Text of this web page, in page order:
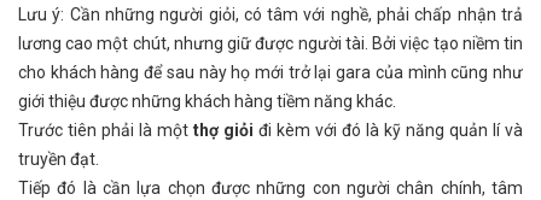
Lưu ý: Cần những người giỏi, có tâm với nghề, phải chấp nhận trả
lương cao một chút, nhưng giữ được người tài. Bởi việc tạo niềm tin
cho khách hàng để sau này họ mới trở lại gara của mình cũng như
giới thiệu được những khách hàng tiềm năng khác.
Trước tiên phải là một thợ giỏi đi kèm với đó là kỹ năng quản lí và
truyền đạt.
Tiếp đó là cần lựa chọn được những con người chân chính, tâm